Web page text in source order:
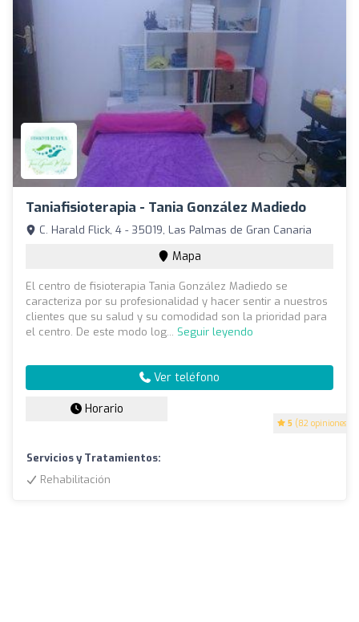
Taniafisioterapia - Tania González Madiedo
5 (82 opiniones)
C. Harald Flick, 4 - 35019, Las Palmas de Gran Canaria
Mapa
El centro de fisioterapia Tania González Madiedo se
caracteriza por su profesionalidad y hacer sentir a nuestros
clientes que su salud y su comodidad son la prioridad para
el centro. De este modo log... Seguir leyendo
Ver teléfono
Horario
Servicios y Tratamientos:
Rehabilitación